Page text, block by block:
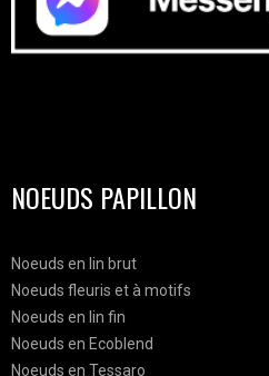
NOEUDS PAPILLON
Noeuds en lin brut
Noeuds fleuris et à motifs
Noeuds en lin fin
Noeuds en Ecoblend
Noeuds en Tessaro